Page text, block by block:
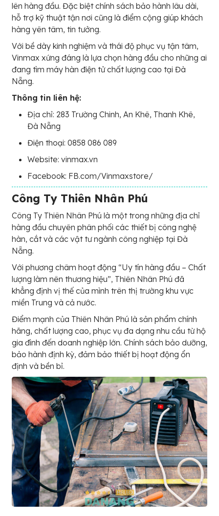
lên hàng đầu. Đặc biệt chính sách bảo hành lâu dài,
hỗ trợ kỹ thuật tận nơi cũng là điểm cộng giúp khách
hàng yên tâm, tin tưởng.
Với bề dày kinh nghiệm và thái độ phục vụ tận tâm,
Vinmax xứng đáng là lựa chọn hàng đầu cho những ai
đang tìm máy hàn điện tử chất lượng cao tại Đà
Nẵng.
Thông tin liên hệ:
Địa chỉ: 283 Trường Chinh, An Khê, Thanh Khê,
Đà Nẵng
Điện thoại: 0858 086 089
Website: vinmax.vn
Facebook: FB.com/Vinmaxstore/
Công Ty Thiên Nhân Phú
Công Ty Thiên Nhân Phú là một trong những địa chỉ
hàng đầu chuyên phân phối các thiết bị công nghệ
hàn, cắt và các vật tư ngành công nghiệp tại Đà
Nẵng.
Với phương châm hoạt động “Uy tín hàng đầu – Chất
lượng làm nên thương hiệu”, Thiên Nhân Phú đã
khẳng định vị thế của mình trên thị trường khu vực
miền Trung và cả nước.
Điểm mạnh của Thiên Nhân Phú là sản phẩm chính
hãng, chất lượng cao, phục vụ đa dạng nhu cầu từ hộ
gia đình đến doanh nghiệp lớn. Chính sách bảo dưỡng,
bảo hành định kỳ, đảm bảo thiết bị hoạt động ổn
định và bền bỉ.